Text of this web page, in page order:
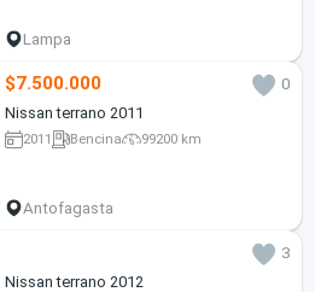
Lampa
$7.500.000
0
Nissan terrano 2011
2011 Bencina 99200 km
Antofagasta
3
Nissan terrano 2012